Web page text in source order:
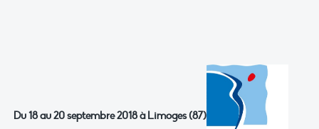
Du 18 au 20 septembre 2018 à Limoges (87)